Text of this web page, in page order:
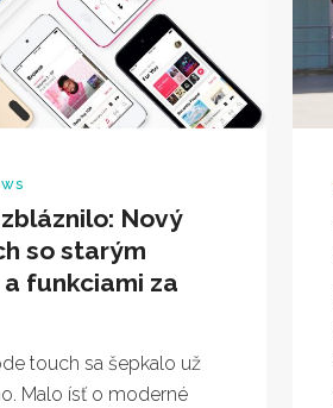
Nový
so starým
funkciami za
touch sa šepkalo už
Malo ísť o moderné